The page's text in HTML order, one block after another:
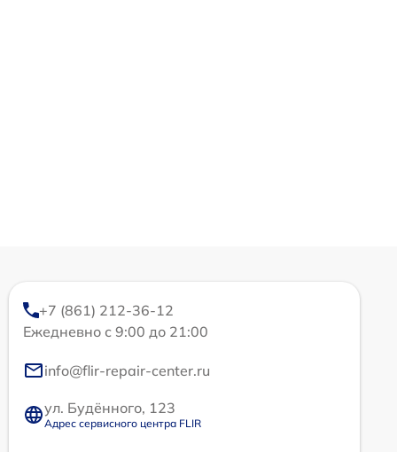
+7 (861) 212-36-12
Ежедневно с 9:00 до 21:00
info@flir-repair-center.ru
ул. Будённого, 123
Адрес сервисного центра FLIR